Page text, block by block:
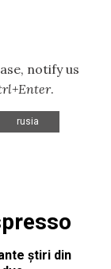
notify us
.
rusia
știri din